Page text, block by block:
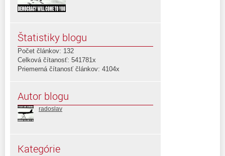
Štatistiky blogu
Počet článkov: 132
Celková čítanosť: 541781x
Priemerná čítanosť článkov: 4104x
Autor blogu
radoslav
Kategórie